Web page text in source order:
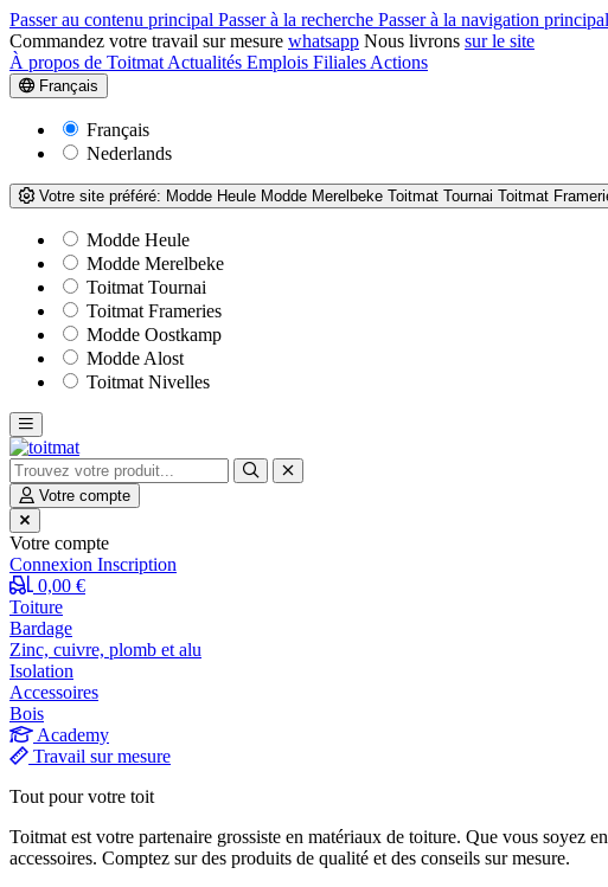
Passer au contenu principal Passer à la recherche Passer à la navigation
Commandez votre travail sur mesure whatsapp Nous livrons sur le site
À propos de Toitmat Actualités Emplois Filiales Actions
Français
Français
Nederlands
Votre site préféré: Modde Heule Modde Merelbeke Toitmat Tournai Toitmat
Modde Heule
Modde Merelbeke
Toitmat Tournai
Toitmat Frameries
Modde Oostkamp
Modde Alost
Toitmat Nivelles
Votre compte
Votre compte
Connexion Inscription
0,00 €
Toiture
Bardage
Zinc, cuivre, plomb et alu
Isolation
Accessoires
Bois
Academy
Travail sur mesure
Tout pour votre toit
Toitmat est votre partenaire grossiste en matériaux de toiture. Que vous soyez
accessoires. Comptez sur des produits de qualité et des conseils sur mesure.